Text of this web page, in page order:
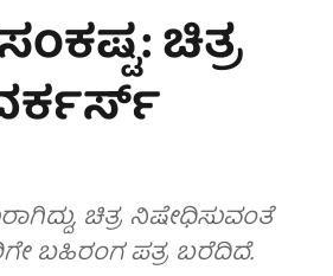
ಚಿತ್ರ
ಚಿತ್ರ ನಿಷೇಧಿಸುವಂತೆ
ಬಹಿರಂಗ ಪತ್ರ ಬರೆದಿದೆ.